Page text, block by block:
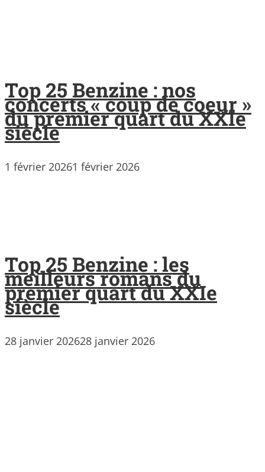
Top 25 Benzine : nos
concerts « coup de coeur »
du premier quart du XXIe
siècle
1 février 20261 février 2026
Top 25 Benzine : les
meilleurs romans du
premier quart du XXIe
siècle
28 janvier 202628 janvier 2026